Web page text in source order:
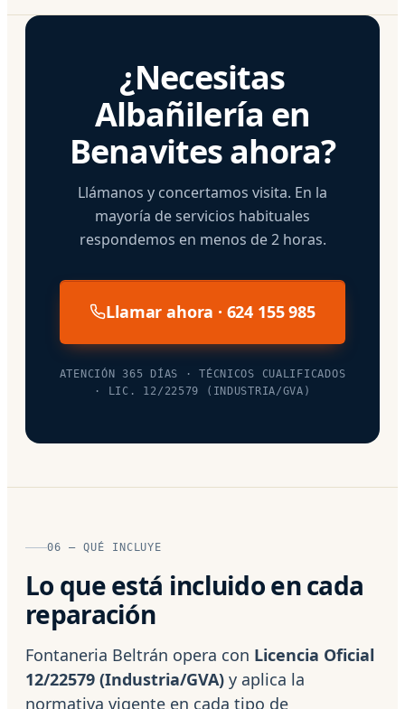
¿Necesitas
Albañilería en
Benavites ahora?
Llámanos y concertamos visita. En la
mayoría de servicios habituales
respondemos en menos de 2 horas.
Llamar ahora · 624 155 985
ATENCIÓN 365 DÍAS · TÉCNICOS CUALIFICADOS
· LIC. 12/22579 (INDUSTRIA/GVA)
06 — QUÉ INCLUYE
Lo que está incluido en cada
reparación
Fontaneria Beltrán opera con Licencia Oficial
12/22579 (Industria/GVA) y aplica la
normativa vigente en cada tipo de